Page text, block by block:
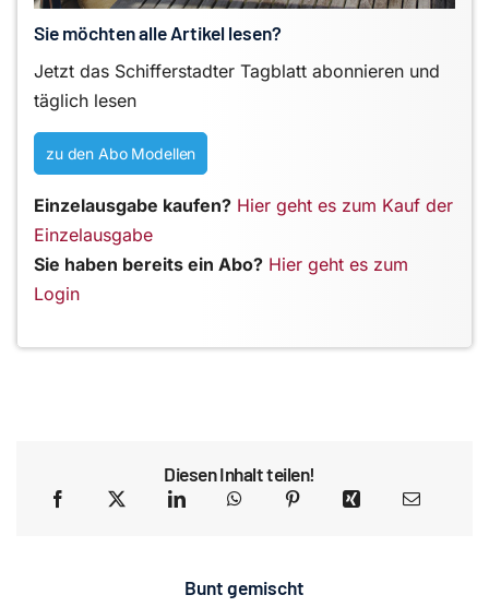
Sie möchten alle Artikel lesen?
Jetzt das Schifferstadter Tagblatt abonnieren und
täglich lesen
zu den Abo Modellen
Einzelausgabe kaufen? Hier geht es zum Kauf der
Einzelausgabe
Sie haben bereits ein Abo? Hier geht es zum
Login
Diesen Inhalt teilen!
Bunt gemischt